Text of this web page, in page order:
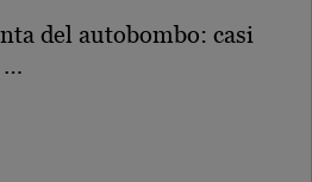
del autobombo: casi
…